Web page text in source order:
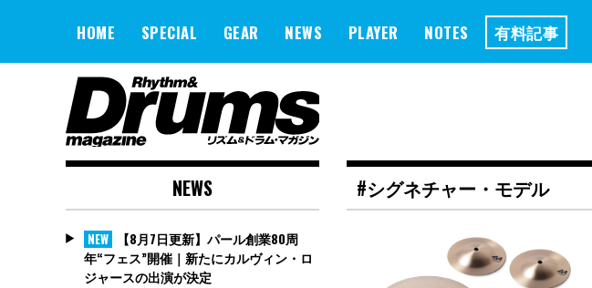
HOME SPECIAL GEAR NEWS PLAYER NOTES 有料記事
#シグネチャー・モデル
NEWS
NEW
【8月7日更新】パール創業80周
年“フェス”開催｜新たにカルヴィン・ロ
ジャースの出演が決定